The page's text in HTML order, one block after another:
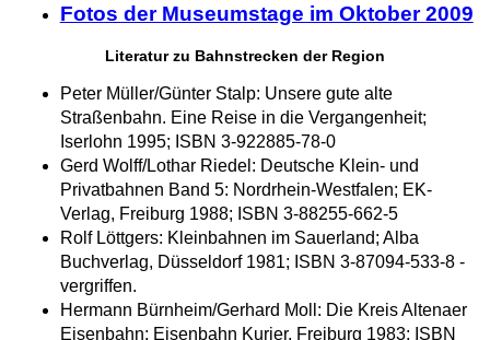
Fotos der Museumstage im Oktober 2009
Literatur zu Bahnstrecken der Region
Peter Müller/Günter Stalp: Unsere gute alte
Straßenbahn. Eine Reise in die Vergangenheit;
Iserlohn 1995; ISBN 3-922885-78-0
Gerd Wolff/Lothar Riedel: Deutsche Klein- und
Privatbahnen Band 5: Nordrhein-Westfalen; EK-
Verlag, Freiburg 1988; ISBN 3-88255-662-5
Rolf Löttgers: Kleinbahnen im Sauerland; Alba
Buchverlag, Düsseldorf 1981; ISBN 3-87094-533-8 -
vergriffen.
Hermann Bürnheim/Gerhard Moll: Die Kreis Altenaer
Eisenbahn; Eisenbahn Kurier, Freiburg 1983; ISBN